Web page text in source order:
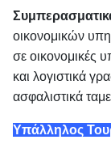
οικονομικών
σε οικονομικές
και λογιστικά
ασφαλιστικά
Υπάλληλος